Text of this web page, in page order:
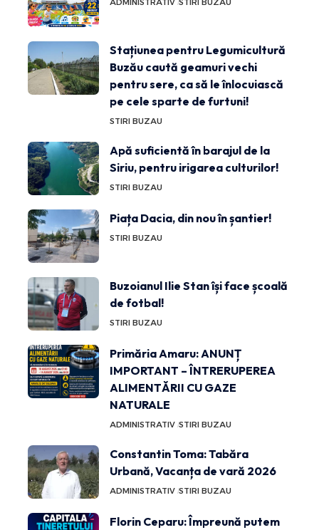
Stațiunea pentru Legumicultură
Buzău caută geamuri vechi
pentru sere, ca să le înlocuiască
pe cele sparte de furtuni!
STIRI BUZAU
Apă suficientă în barajul de la
Siriu, pentru irigarea culturilor!
STIRI BUZAU
Piața Dacia, din nou în șantier!
STIRI BUZAU
Buzoianul Ilie Stan își face școală
de fotbal!
STIRI BUZAU
Primăria Amaru: ANUNȚ
IMPORTANT – ÎNTRERUPEREA
ALIMENTĂRII CU GAZE
NATURALE
ADMINISTRATIV STIRI BUZAU
Constantin Toma: Tabăra
Urbană, Vacanța de vară 2026
ADMINISTRATIV STIRI BUZAU
Florin Ceparu: Împreună putem